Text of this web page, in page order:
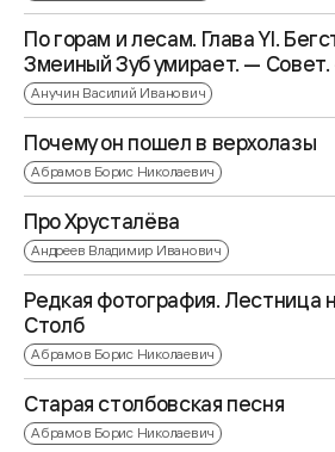
По горам и лесам. Глава YI.
Змеиный Зуб умирает. —
Анучин Василий Иванович
Почему он пошел в верхолазы
Абрамов Борис Николаевич
Про Хрусталёва
Андреев Владимир Иванович
Редкая фотография. Лестница
Столб
Абрамов Борис Николаевич
Старая столбовская песня
Абрамов Борис Николаевич